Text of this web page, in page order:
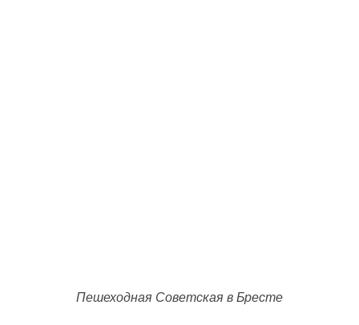
Пешеходная Советская в Бресте